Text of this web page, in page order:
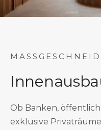
Ob Banken,
exklusive